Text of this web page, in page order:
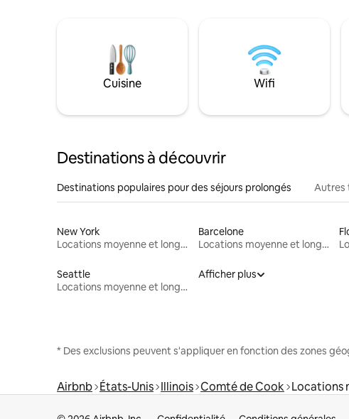
Cuisine Wifi
Destinations à découvrir
Destinations populaires pour des séjours prolongés Autres
New York
Locations moyenne et longue durée
Barcelone
Locations moyenne et longue durée
Seattle
Locations moyenne et longue durée
Afficher plus
* Des exclusions peuvent s'appliquer en fonction des zones
Airbnb États-Unis Illinois Comté de Cook Locations